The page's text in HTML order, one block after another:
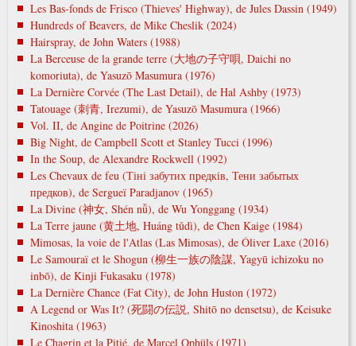
Les Bas-fonds de Frisco (Thieves' Highway), de Jules Dassin (1949)
Hundreds of Beavers, de Mike Cheslik (2024)
Hairspray, de John Waters (1988)
La Berceuse de la grande terre (大地の子守唄, Daichi no
komoriuta), de Yasuzō Masumura (1976)
La Dernière Corvée (The Last Detail), de Hal Ashby (1973)
Tatouage (刺青, Irezumi), de Yasuzō Masumura (1966)
Vol. II, de Angine de Poitrine (2026)
Big Night, de Campbell Scott et Stanley Tucci (1996)
In the Soup, de Alexandre Rockwell (1992)
Les Chevaux de feu (Тіні забутих предків, Тени забытых
предков), de Sergueï Paradjanov (1965)
La Divine (神女, Shén nǚ), de Wu Yonggang (1934)
La Terre jaune (黄土地, Huáng tǔdì), de Chen Kaige (1984)
Mimosas, la voie de l'Atlas (Las Mimosas), de Óliver Laxe (2016)
Le Samouraï et le Shogun (柳生一族の陰謀, Yagyū ichizoku no
inbō), de Kinji Fukasaku (1978)
La Dernière Chance (Fat City), de John Huston (1972)
A Legend or Was It? (死闘の伝説, Shitō no densetsu), de Keisuke
Kinoshita (1963)
Le Chagrin et la Pitié, de Marcel Ophüls (1971)